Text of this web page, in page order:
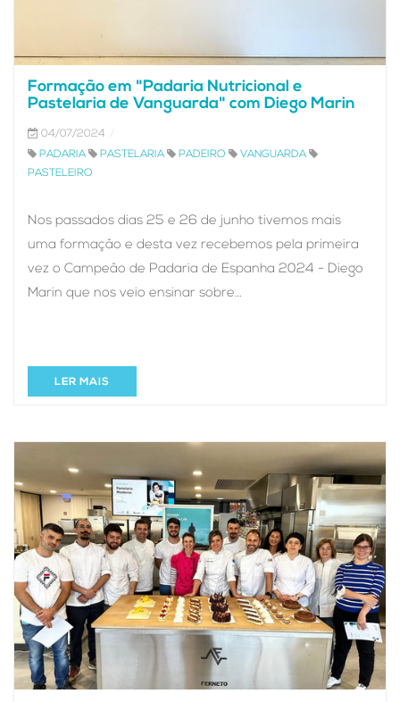
Formação em "Padaria Nutricional e
Pastelaria de Vanguarda" com Diego Marin
04/07/2024
PADARIA
PASTELARIA PADEIRO
VANGUARDA
PASTELEIRO
Nos passados dias 25 e 26 de junho tivemos mais
uma formação e desta vez recebemos pela primeira
vez o Campeão de Padaria de Espanha 2024 - Diego
Marin que nos veio ensinar sobre…
LER MAIS